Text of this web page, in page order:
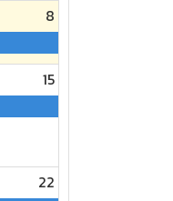
8
รอบแรก)
15
22